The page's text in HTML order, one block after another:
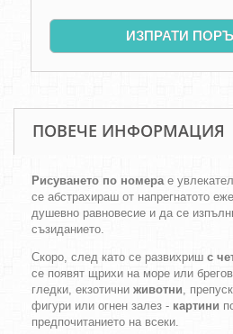
ИЗПРАТИ
ПОВЕЧЕ ИНФОРМАЦИЯ
Рисуването по номерае
се абстрахираш от напрегнатото
душевно равновесие и да се
съзиданието.
Скоро, след като се развихриш с
се появят щрихи на море или
гледки, екзотични животни,
фигури или огнен залез - картини
предпочитанието на всеки.